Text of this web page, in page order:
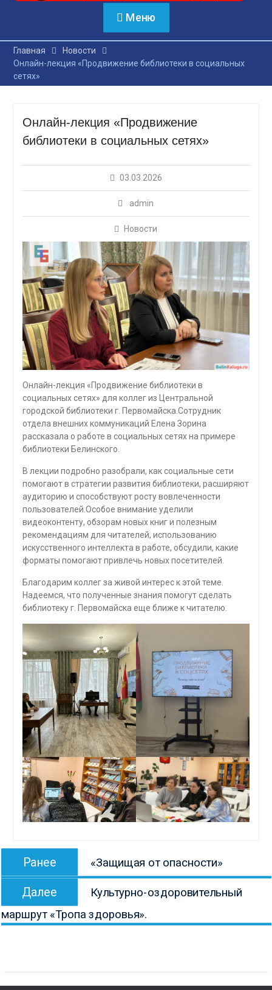
Меню
Главная
Новости
Онлайн-лекция «Продвижение библиотеки в социальных
сетях»
Онлайн-лекция «Продвижение
библиотеки в социальных сетях»
03.03.2026
admin
Новости
Онлайн-лекция «Продвижение библиотеки в
социальных сетях» для коллег из Центральной
городской библиотеки г. Первомайска.Сотрудник
отдела внешних коммуникаций Елена Зорина
рассказала о работе в социальных сетях на примере
библиотеки Белинского.
В лекции подробно разобрали, как социальные сети
помогают в стратегии развития библиотеки, расширяют
аудиторию и способствуют росту вовлеченности
пользователей.Особое внимание уделили
видеоконтенту, обзорам новых книг и полезным
рекомендациям для читателей, использованию
искусственного интеллекта в работе, обсудили, какие
форматы помогают привлечь новых посетителей.
Благодарим коллег за живой интерес к этой теме.
Надеемся, что полученные знания помогут сделать
библиотеку г. Первомайска еще ближе к читателю.
Навигация
записям
Ранее
запись:
«Защищая от опасности»
Далее
запись:
Культурно-оздоровительный
маршрут «Тропа здоровья».